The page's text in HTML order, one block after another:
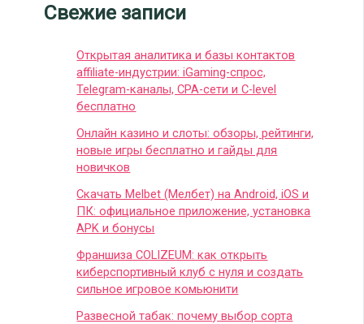
Свежие записи
Открытая аналитика и базы контактов
affiliate-индустрии: iGaming-спрос,
Telegram-каналы, CPA-сети и C-level
бесплатно
Онлайн казино и слоты: обзоры, рейтинги,
новые игры бесплатно и гайды для
новичков
Скачать Melbet (Мелбет) на Android, iOS и
ПК: официальное приложение, установка
APK и бонусы
Франшиза COLIZEUM: как открыть
киберспортивный клуб с нуля и создать
сильное игровое комьюнити
Развесной табак: почему выбор сорта